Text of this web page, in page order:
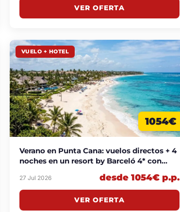
VER OFERTA
VUELO + HOTEL
1054€
Verano en Punta Cana: vuelos directos + 4
noches en un resort by Barceló 4* con
27 Jul 2026 desde 1054€ p.p.
VER OFERTA